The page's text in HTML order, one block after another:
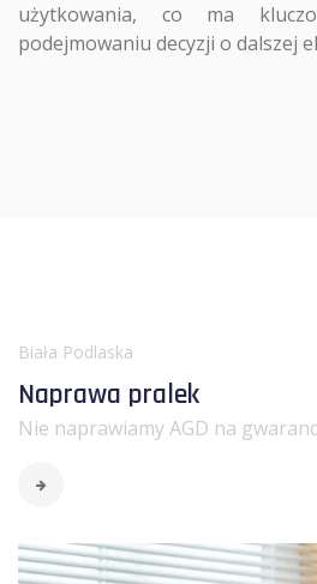
użytkowania, co ma
podejmowaniu decyzji o dalszej
Biała Podlaska
Naprawa pralek
Nie naprawiamy AGD na